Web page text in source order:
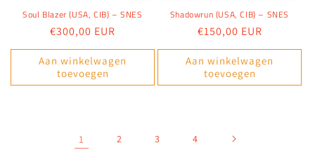
Soul Blazer (USA, CIB) – SNES
Normale
prijs
€300,00 EUR
Aan winkelwagen
toevoegen
Shadowrun (USA, CIB) – SNES
Normale
prijs
€150,00 EUR
Aan winkelwagen
toevoegen
1 2 3 4